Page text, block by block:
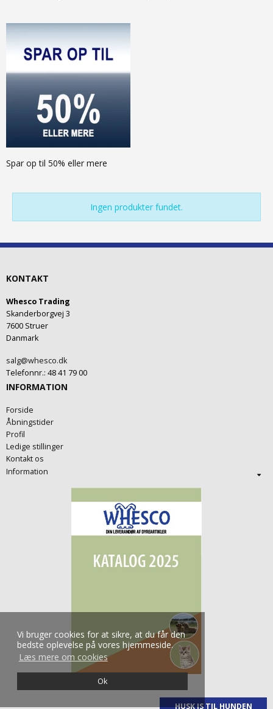
Vi bruger cookies for at sikre, at du får den
bedste oplevelse på vores hjemmeside.
Læs mere om cookies
Ok
Spar op til 50% eller mere
Ingen produkter fundet.
KONTAKT
Whesco Trading
Skanderborgvej 3
7600 Struer
Danmark
salg@whesco.dk
Telefonnr.: 48 41 79 00
INFORMATION
Forside
Åbningstider
Profil
Ledige stillinger
Kontakt os
Information
HUSK IS TIL HUNDEN